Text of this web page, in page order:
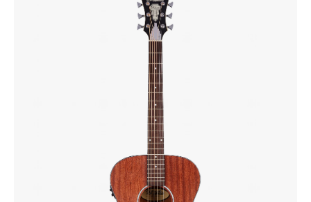
+7 (925) 879-85-35
Санкт-Петербург
+7 (999) 213-51-93